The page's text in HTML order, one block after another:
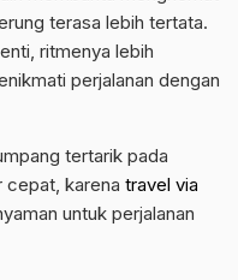
terasa lebih tertata.
ritmenya lebih
perjalanan dengan
tertarik pada
cepat, karena travel via
untuk perjalanan